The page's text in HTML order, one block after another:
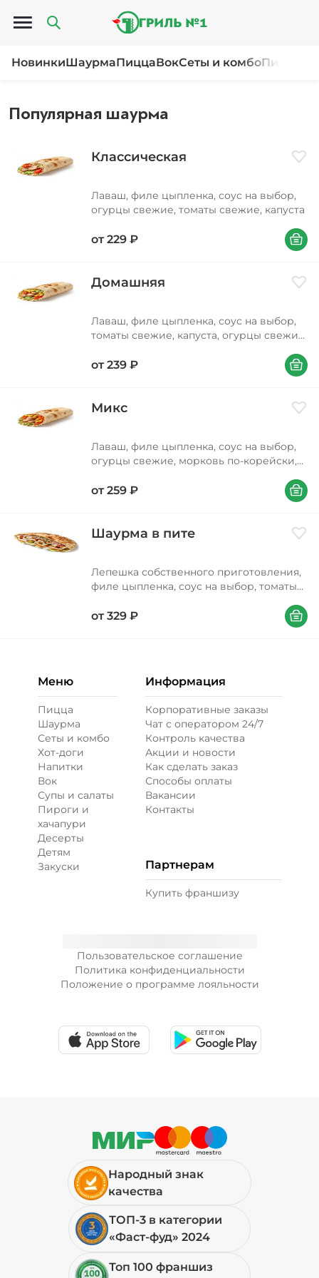
Открыть меню
НовинкиШаурмаПиццаВокСеты и комбоПироги
Популярная шаурма
Классическая
Лаваш, филе цыпленка, соус на выбор,
огурцы свежие, томаты свежие, капуста
от 229 ₽ В
Домашняя
Лаваш, филе цыпленка, соус на выбор,
томаты свежие, капуста, огурцы свежие,
от 239 ₽ В
Микс
Лаваш, филе цыпленка, соус на выбор,
огурцы свежие, морковь по-корейски,
от 259 ₽ В
Шаурма в пите
Лепешка собственного приготовления,
филе цыпленка, соус на выбор, томаты
(содержат зерна горчицы), капуста,
салат айсберг, соус гриль, лук красный,
от 329 ₽ В
Пользовательское соглашение
Политика конфиденциальности
Положение о программе лояльности
Меню
Пицца
Шаурма
Сеты и комбо
Хот-доги
Напитки
Вок
Супы и салаты
Пироги и
хачапури
Десерты
Детям
Закуски
Информация
Корпоративные заказы
Чат с оператором 24/7
Контроль качества
Акции и новости
Как сделать заказ
Способы оплаты
Вакансии
Контакты
Партнерам
Купить франшизу
Народный знак
качества
ТОП-3 в категории
«Фаст-фуд» 2024
Топ 100 франшиз